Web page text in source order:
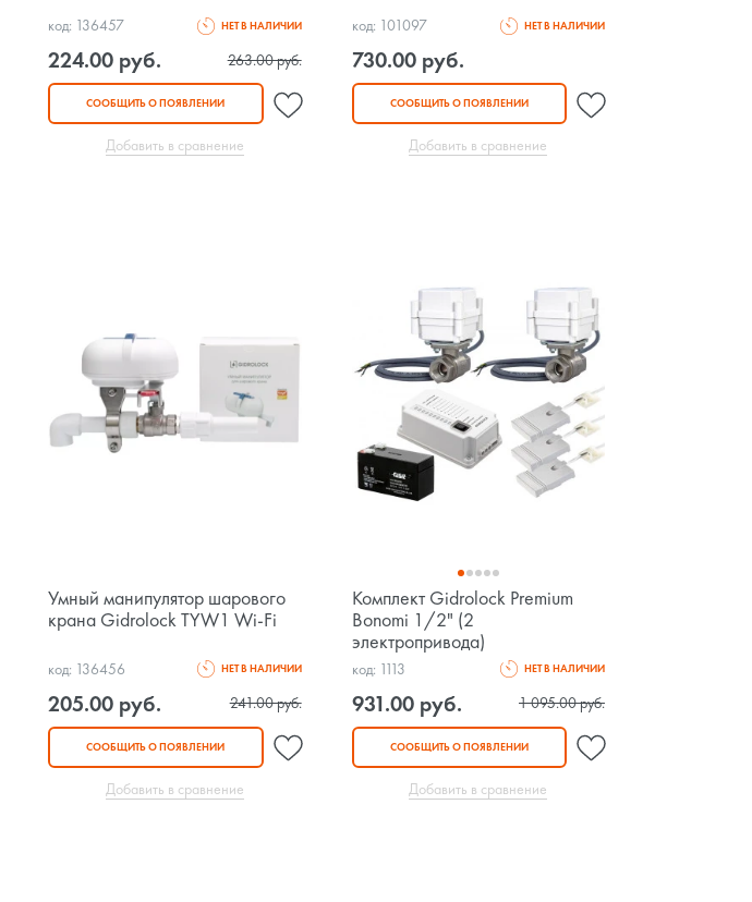
код: 136457 НЕТ В НАЛИЧИИ
224.00 руб. 263.00 руб.
СООБЩИТЬ О ПОЯВЛЕНИИ
Добавить в сравнение
код: 101097 НЕТ В НАЛИЧИИ
730.00 руб.
СООБЩИТЬ О ПОЯВЛЕНИИ
Добавить в сравнение
Умный манипулятор шарового
крана Gidrolock TYW1 Wi-Fi
код: 136456 НЕТ В НАЛИЧИИ
205.00 руб. 241.00 руб.
СООБЩИТЬ О ПОЯВЛЕНИИ
Добавить в сравнение
Комплект Gidrоlock Premium
Bonomi 1/2" (2
электропривода)
код: 1113 НЕТ В НАЛИЧИИ
931.00 руб. 1 095.00 руб.
СООБЩИТЬ О ПОЯВЛЕНИИ
Добавить в сравнение